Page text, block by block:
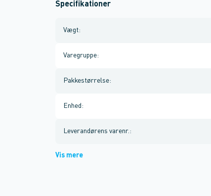
Specifikationer
Vægt:
Varegruppe:
Pakkestørrelse:
Enhed :
Leverandørens varenr. :
Vis mere